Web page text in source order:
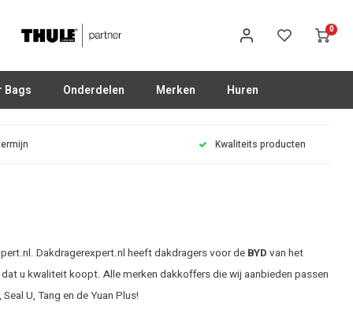
0
Bags Onderdelen Merken Huren
Kwaliteits producten
Dakdragerexpert.nl heeft dakdragers voor de BYD van het
u kwaliteit koopt. Alle merken dakkoffers die wij aanbieden passen
U, Tang en de Yuan Plus!